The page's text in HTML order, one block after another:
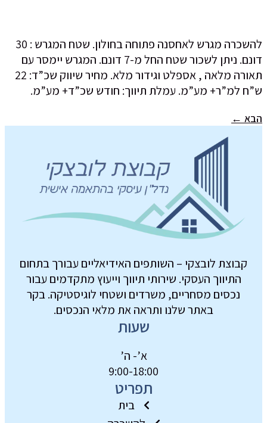
להשכרה מגרש לאחסנה פתוחה בחולון. שטח המגרש : 30
דונם. ניתן לשכור שטח החל מ-7 דונם. המגרש יימסר עם
תאורה מלאה , אספלט וגידור מלא. מחיר שיווק שכ”ד: 22
ש”ח למ”ר+ מע”מ. עמלת תיווך: חודש שכ”ד+ מע”מ.
הבא ←
קבוצת לובצקי – השותפים האידיאליים עבורך בתחום
התיווך העסקי. שירותי תיווך וייעוץ מתקדמים עבור
נכסים מסחריים, משרדים ושטחי לוגיסטיקה. בקר
באתר שלנו ותראה את מלאי הנכסים.
שעות
א’- ה’
9:00-18:00
תפריט
בית